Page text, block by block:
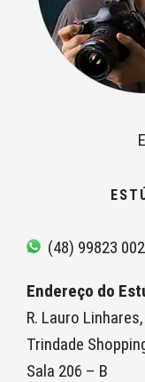
(48) 99823
Endereço do
R. Lauro
Trindade
Sala 206 – B